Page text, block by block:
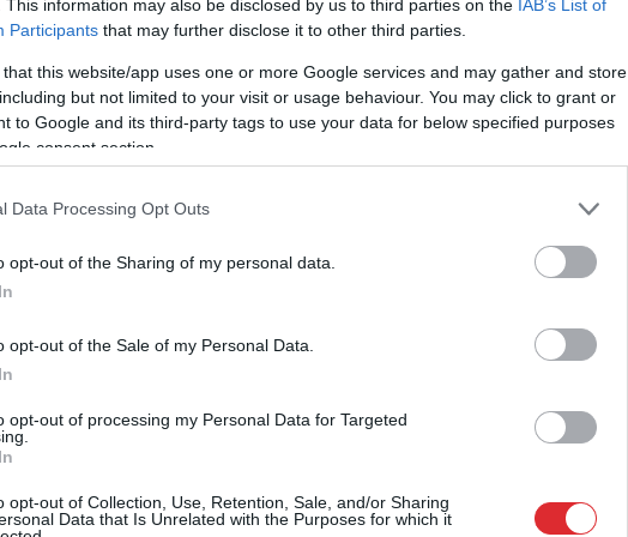
This information may also be disclosed by us to third parties on the IAB’s List of
Participants that may further disclose it to other third parties.
that this website/app uses one or more Google services and may gather and store
but not limited to your visit or usage behaviour. You may click to grant or
to Google and its third-party tags to use your data for below specified purposes
consent section.
Data Processing Opt Outs
opt-out of the Sharing of my personal data.
opt-out of the Sale of my Personal Data.
opt-out of processing my Personal Data for Targeted
opt-out of Collection, Use, Retention, Sale, and/or Sharing
Data that Is Unrelated with the Purposes for which it
rīsu saimniecību zemnieku lido uz
ko ziemeļnieki paši vairs nevēlas, novērojis
astoņdesmito gadu beigām zviedru
pavadīja mežā, vācot savvaļas ogas un
var pieļaut
VIDEO. Smaga nakts